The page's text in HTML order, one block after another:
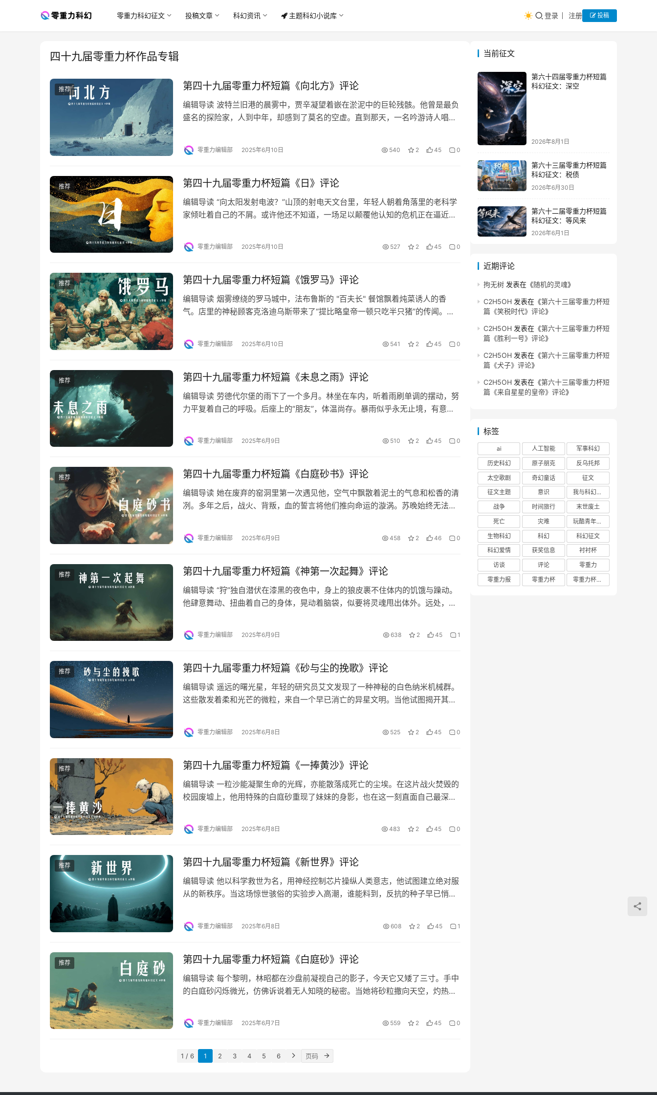
零重力科幻征文 投稿文章 科幻资讯 主题科幻小说库 登录 注册 投稿
四十九届零重力杯作品专辑
推荐 第四十九届零重力杯短篇《向北方》评论
编辑导读 波特兰旧港的晨雾中，贾辛凝望着嵌在淤泥中的巨轮残骸。他曾是最负
盛名的探险家，人到中年，却感到了莫名的空虚。直到那天，一名吟游诗人唱起
零重力编辑部 2025年6月10日 540 2 45 0
推荐 第四十九届零重力杯短篇《日》评论
编辑导读 “向太阳发射电波？”山顶的射电天文台里，年轻人朝着角落里的老科学
家倾吐着自己的不屑。或许他还不知道，一场足以颠覆他认知的危机正在逼近！
零重力编辑部 2025年6月10日 527 2 45 0
推荐 第四十九届零重力杯短篇《饿罗马》评论
编辑导读 烟雾缭绕的罗马城中，法布鲁斯的 "百夫长" 餐馆飘着炖菜诱人的香
气。店里的神秘顾客克洛迪乌斯带来了“提比略皇帝一顿只吃半只猪”的传闻。而
零重力编辑部 2025年6月10日 541 2 45 0
推荐 第四十九届零重力杯短篇《未息之雨》评论
编辑导读 劳德代尔堡的雨下了一个多月。林坐在车内，听着雨刷单调的摆动，努
力平复着自己的呼吸。后座上的“朋友”，体温尚存。暴雨似乎永无止境，有意无
零重力编辑部 2025年6月9日 510 2 45 0
推荐 第四十九届零重力杯短篇《白庭砂书》评论
编辑导读 她在废弃的窑洞里第一次遇见他，空气中飘散着泥土的气息和松香的清
冽。多年之后，战火、背叛，血的誓言将他们推向命运的漩涡。苏晚始终无法忘
零重力编辑部 2025年6月9日 458 2 46 0
推荐 第四十九届零重力杯短篇《神第一次起舞》评论
编辑导读 “狩”独自潜伏在漆黑的夜色中，身上的狼皮裹不住体内的饥饿与躁动。
他肆意舞动、扭曲着自己的身体，晃动着脑袋，似要将灵魂甩出体外。远处，神
零重力编辑部 2025年6月9日 638 2 45 1
推荐 第四十九届零重力杯短篇《砂与尘的挽歌》评论
编辑导读 遥远的曙光星，年轻的研究员艾文发现了一种神秘的白色纳米机械群。
这些散发着柔和光芒的微粒，来自一个早已消亡的异星文明。当他试图揭开其中
零重力编辑部 2025年6月8日 525 2 45 0
推荐 第四十九届零重力杯短篇《一捧黄沙》评论
编辑导读 一粒沙能凝聚生命的光辉，亦能散落成死亡的尘埃。在这片战火焚毁的
校园废墟上，他用特殊的白庭砂重现了妹妹的身影，也在这一刻直面自己最深的
零重力编辑部 2025年6月8日 483 2 45 0
推荐 第四十九届零重力杯短篇《新世界》评论
编辑导读 他以科学救世为名，用神经控制芯片操纵人类意志，他试图建立绝对服
从的新秩序。当这场惊世骇俗的实验步入高潮，谁能料到，反抗的种子早已悄然
零重力编辑部 2025年6月8日 608 2 45 1
推荐 第四十九届零重力杯短篇《白庭砂》评论
编辑导读 每个黎明，林昭都在沙盘前凝视自己的影子，今天它又矮了三寸。手中
的白庭砂闪烁微光，仿佛诉说着无人知晓的秘密。当她将砂粒撒向天空，灼热的
零重力编辑部 2025年6月7日 559 2 45 0
1 / 6 1 2 3 4 5 6
当前征文
第六十四届零重力杯短篇
科幻征文：深空
2026年8月1日
第六十三届零重力杯短篇
科幻征文：税债
2026年6月30日
第六十二届零重力杯短篇
科幻征文：等风来
2026年6月1日
近期评论
拘无树 发表在《随机的灵魂》
C2H5OH 发表在《第六十三届零重力杯短
篇《笑税时代》评论》
C2H5OH 发表在《第六十三届零重力杯短
篇《胜利一号》评论》
C2H5OH 发表在《第六十三届零重力杯短
篇《犬子》评论》
C2H5OH 发表在《第六十三届零重力杯短
篇《来自星星的皇帝》评论》
标签
ai 人工智能
军事科幻
历史科幻
原子朋克
反乌托邦
太空歌剧
奇幻童话
征文
征文主题
意识
我与科幻的回忆
战争
时间旅行
末世废土
死亡
灾难
玩酷青年零重力联合征文
生物科幻
科幻
科幻征文
科幻爱情
获奖信息
衬衬杯
访谈
评论
零重力
零重力报
零重力杯 零重力杯评论